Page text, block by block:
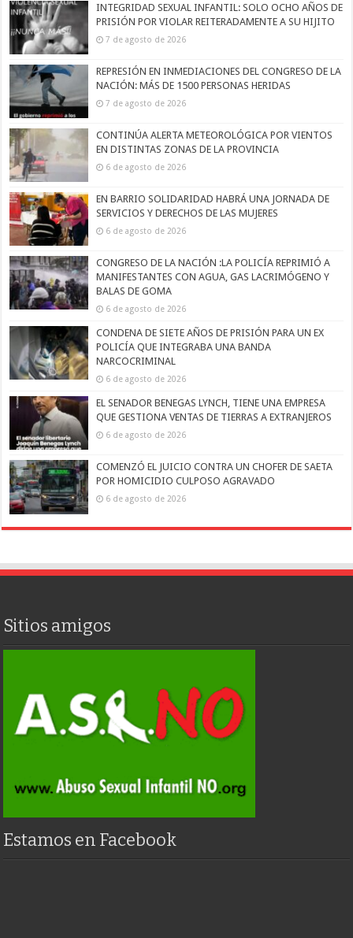
INTEGRIDAD SEXUAL INFANTIL: SOLO OCHO AÑOS DE
PRISIÓN POR VIOLAR REITERADAMENTE A SU HIJITO
7 de agosto de 2026
REPRESIÓN EN INMEDIACIONES DEL CONGRESO DE LA
NACIÓN: MÁS DE 1500 PERSONAS HERIDAS
7 de agosto de 2026
CONTINÚA ALERTA METEOROLÓGICA POR VIENTOS
EN DISTINTAS ZONAS DE LA PROVINCIA
6 de agosto de 2026
EN BARRIO SOLIDARIDAD HABRÁ UNA JORNADA DE
SERVICIOS Y DERECHOS DE LAS MUJERES
6 de agosto de 2026
CONGRESO DE LA NACIÓN :LA POLICÍA REPRIMIÓ A
MANIFESTANTES CON AGUA, GAS LACRIMÓGENO Y
BALAS DE GOMA
6 de agosto de 2026
CONDENA DE SIETE AÑOS DE PRISIÓN PARA UN EX
POLICÍA QUE INTEGRABA UNA BANDA
NARCOCRIMINAL
6 de agosto de 2026
EL SENADOR BENEGAS LYNCH, TIENE UNA EMPRESA
QUE GESTIONA VENTAS DE TIERRAS A EXTRANJEROS
6 de agosto de 2026
COMENZÓ EL JUICIO CONTRA UN CHOFER DE SAETA
POR HOMICIDIO CULPOSO AGRAVADO
6 de agosto de 2026
Sitios amigos
Estamos en Facebook